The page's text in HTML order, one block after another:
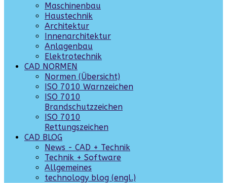
Maschinenbau
Haustechnik
Architektur
Innenarchitektur
Anlagenbau
Elektrotechnik
CAD NORMEN
Normen (Übersicht)
ISO 7010 Warnzeichen
ISO 7010
Brandschutzzeichen
ISO 7010
Rettungszeichen
CAD BLOG
News - CAD + Technik
Technik + Software
Allgemeines
technology blog (engl.)